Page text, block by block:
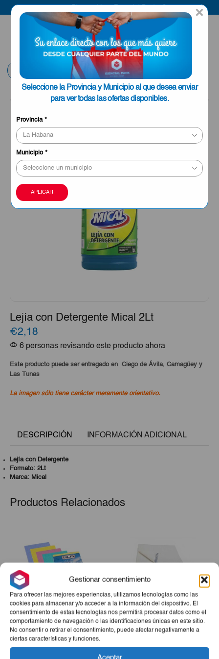
Gestionar consentimiento
Para ofrecer las mejores experiencias, utilizamos tecnologías como las
cookies para almacenar y/o acceder a la información del dispositivo. El
consentimiento de estas tecnologías nos permitirá procesar datos como el
comportamiento de navegación o las identificaciones únicas en este sitio.
No consentir o retirar el consentimiento, puede afectar negativamente a
ciertas características y funciones.
Aceptar
×
Seleccione la Provincia y Municipio al que desea enviar
para ver todas las ofertas disponibles.
Provincia*
Municipio*
APLICAR
Compra aquí
ENVIAR A LA
HABANA
Lejía con Detergente Mical 2Lt
€2,18
6 personas revisando este producto ahora
Este producto puede ser entregado en Ciego de Ávila, Camagüey y
Las Tunas
La imagen sólo tiene carácter meramente orientativo.
DESCRIPCIÓN INFORMACIÓN ADICIONAL
Lejía con Detergente
Formato: 2Lt
Marca: Mical
Productos Relacionados
Bayetas Multiusos 6 Ud
€1,60
Frazada De Piso
€0,98El
€0,78El